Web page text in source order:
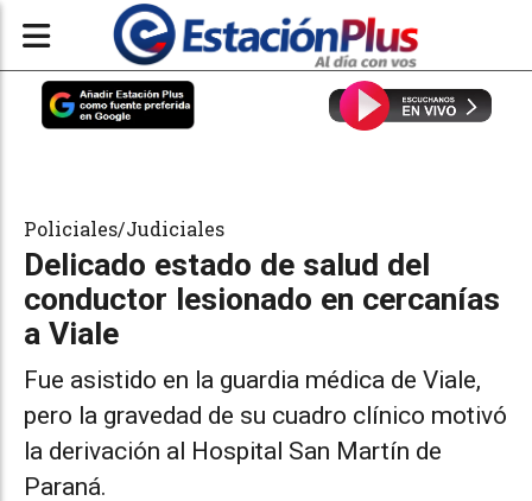
Delicado estado de salud del
conductor lesionado en cercanías
a Viale
Fue asistido en la guardia médica de Viale,
pero la gravedad de su cuadro clínico motivó
la derivación al Hospital San Martín de
Paraná.
Policiales/Judiciales